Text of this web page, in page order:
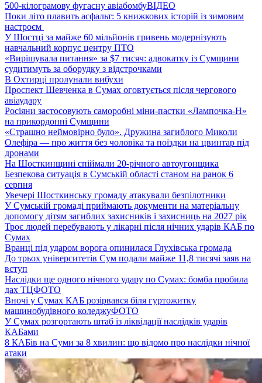
500-кілограмову фугасну авіабомбуВІДЕО
Поки літо плавить асфальт: 5 книжкових історій із зимовим
настроєм
У Шостці за майже 60 мільйонів гривень модернізують
навчальний корпус центру ПТО
«Вирішувала питання» за $7 тисяч: адвокатку із Сумщини
судитимуть за оборудку з відстрочками
В Охтирці пролунали вибухи
Проспект Шевченка в Сумах оговтується після чергового
авіаудару
Росіяни застосовують саморобні міни-пастки «Лампочка-Н»
на прикордонні Сумщини
«Страшно неймовірно було». Дружина загиблого Миколи
Олефіра — про життя без чоловіка та поїздки на цвинтар під
дронами
На Шосткинщині спіймали 20-річного автоугонщика
Безпекова ситуація в Сумській області станом на ранок 6
серпня
Увечері Шосткинську громаду атакували безпілотники
У Сумській громаді приймають документи на матеріальну
допомогу дітям загиблих захисників і захисниць на 2027 рік
Троє людей перебувають у лікарні після нічних ударів КАБ по
Сумах
Вранці під ударом ворога опинилася Глухівська громада
До трьох університетів Сум подали майже 11,8 тисячі заяв на
вступ
Наслідки ще одного нічного удару по Сумах: бомба пробила
дах ТЦФОТО
Вночі у Сумах КАБ розірвався біля гуртожитку
машинобудівного коледжуФОТО
У Сумах розгортають штаб із ліквідації наслідків ударів
КАБами
8 КАБів на Суми за 8 хвилин: що відомо про наслідки нічної
атаки